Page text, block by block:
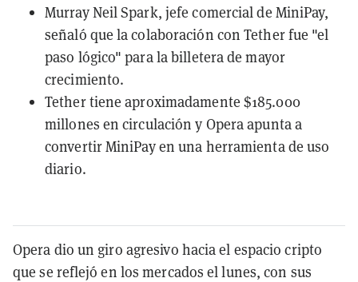
Murray Neil Spark, jefe comercial de MiniPay,
señaló que la colaboración con Tether fue "el
paso lógico" para la billetera de mayor
crecimiento.
Tether tiene aproximadamente $185.000
millones en circulación y Opera apunta a
convertir MiniPay en una herramienta de uso
diario.
Opera dio un giro agresivo hacia el espacio cripto
que se reflejó en los mercados el lunes, con sus